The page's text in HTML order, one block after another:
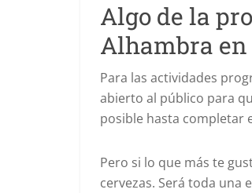
Algo de la
Alhambra en
Para las actividades
abierto al público para
posible hasta completar
Pero si lo que más te
cervezas. Será toda una